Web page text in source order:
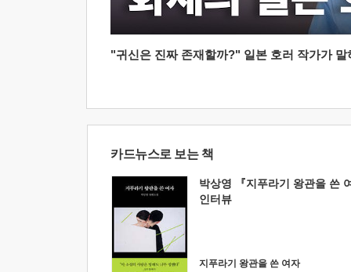
"귀신은 진짜 존재할까?" 일본 호러 작가가
카드뉴스로 보는 책
박상영 『지푸라기 왕관을 쓴
인터뷰
지푸라기 왕관을 쓴 여자